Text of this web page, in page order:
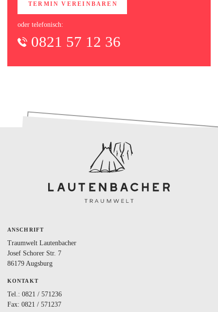
TERMIN VEREINBAREN
oder telefonisch:
0821 57 12 36
ANSCHRIFT
Traumwelt Lautenbacher
Josef Schorer Str. 7
86179 Augsburg
KONTAKT
Tel.: 0821 / 571236
Fax: 0821 / 571237